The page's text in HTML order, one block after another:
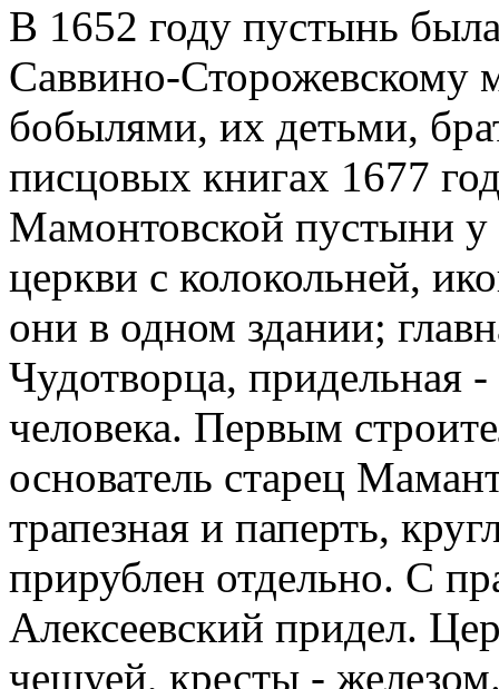
В 1652 году пустынь
Саввино-Сторожевскому
бобылями, их детьми,
писцовых книгах 1677
Мамонтовской пустыни у
церкви с колокольней,
они в одном здании;
Чудотворца, придельная
человека. Первым
основатель старец
трапезная и паперть,
прирублен отдельно. С
Алексеевский придел.
чешуей, кресты -